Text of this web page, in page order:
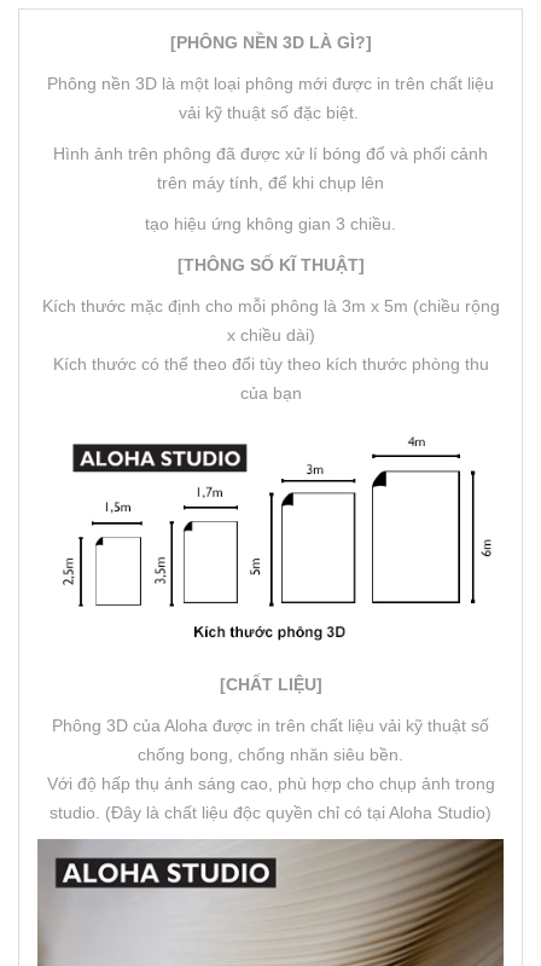
[PHÔNG NỀN 3D LÀ GÌ?]
Phông nền 3D là một loại phông mới được in trên chất liệu
vải kỹ thuật số đặc biệt.
Hình ảnh trên phông đã được xử lí bóng đổ và phối cảnh
trên máy tính, để khi chụp lên
tạo hiệu ứng không gian 3 chiều.
[THÔNG SỐ KĨ THUẬT]
Kích thước mặc định cho mỗi phông là 3m x 5m (chiều rộng
x chiều dài)
Kích thước có thể theo đổi tùy theo kích thước phòng thu
của bạn
[CHẤT LIỆU]
Phông 3D của Aloha được in trên chất liệu vải kỹ thuật số
chống bong, chống nhăn siêu bền.
Với độ hấp thụ ánh sáng cao, phù hợp cho chụp ảnh trong
studio. (Đây là chất liệu độc quyền chỉ có tại Aloha Studio)